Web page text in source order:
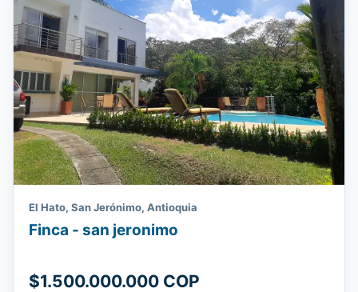
El Hato, San Jerónimo, Antioquia
Finca - san jeronimo
$1.500.000.000 COP